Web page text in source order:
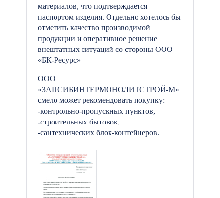
материалов, что подтверждается
паспортом изделия. Отдельно хотелось бы
отметить качество производимой
продукции и оперативное решение
внештатных ситуаций со стороны ООО
«БК-Ресурс»
ООО
«ЗАПСИБИНТЕРМОНОЛИТСТРОЙ-М»
смело может рекомендовать покупку:
-контрольно-пропускных пунктов,
-строительных бытовок,
-сантехнических блок-контейнеров.